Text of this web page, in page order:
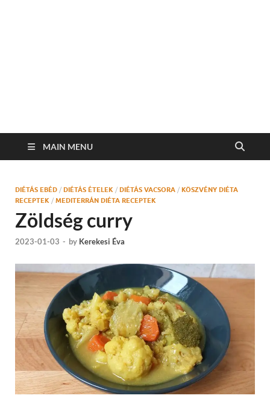
MAIN MENU
DIÉTÁS EBÉD / DIÉTÁS ÉTELEK / DIÉTÁS VACSORA / KÖSZVÉNY DIÉTA
RECEPTEK / MEDITERRÁN DIÉTA RECEPTEK
Zöldség curry
2023-01-03 - by Kerekesi Éva